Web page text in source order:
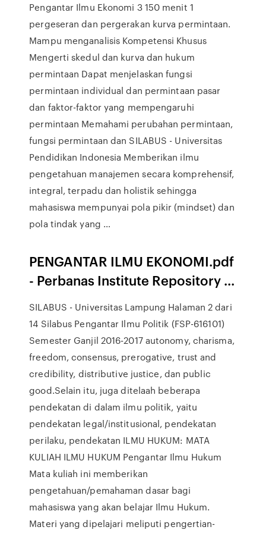
Pengantar Ilmu Ekonomi 3 150 menit 1
pergeseran dan pergerakan kurva permintaan.
Mampu menganalisis Kompetensi Khusus
Mengerti skedul dan kurva dan hukum
permintaan Dapat menjelaskan fungsi
permintaan individual dan permintaan pasar
dan faktor-faktor yang mempengaruhi
permintaan Memahami perubahan permintaan,
fungsi permintaan dan SILABUS - Universitas
Pendidikan Indonesia Memberikan ilmu
pengetahuan manajemen secara komprehensif,
integral, terpadu dan holistik sehingga
mahasiswa mempunyai pola pikir (mindset) dan
pola tindak yang …
PENGANTAR ILMU EKONOMI.pdf
- Perbanas Institute Repository ...
SILABUS - Universitas Lampung Halaman 2 dari
14 Silabus Pengantar Ilmu Politik (FSP-616101)
Semester Ganjil 2016-2017 autonomy, charisma,
freedom, consensus, prerogative, trust and
credibility, distributive justice, dan public
good.Selain itu, juga ditelaah beberapa
pendekatan di dalam ilmu politik, yaitu
pendekatan legal/institusional, pendekatan
perilaku, pendekatan ILMU HUKUM: MATA
KULIAH ILMU HUKUM Pengantar Ilmu Hukum
Mata kuliah ini memberikan
pengetahuan/pemahaman dasar bagi
mahasiswa yang akan belajar Ilmu Hukum.
Materi yang dipelajari meliputi pengertian-